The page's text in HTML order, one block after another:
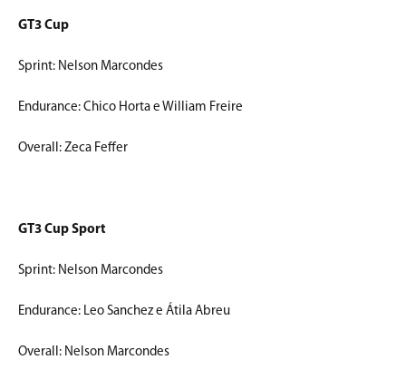
GT3 Cup
Sprint: Nelson Marcondes
Endurance: Chico Horta e William Freire
Overall: Zeca Feffer
GT3 Cup Sport
Sprint: Nelson Marcondes
Endurance: Leo Sanchez e Átila Abreu
Overall: Nelson Marcondes